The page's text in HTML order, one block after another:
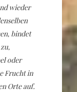
wieder
bindet
oder
Frucht in
Orte auf.